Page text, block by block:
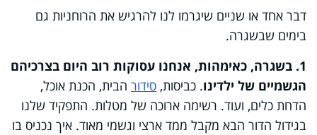
דבר אחד או שניים שיגרמו לנו להרגיש את הרוחניות גם
בימים שבשגרה.
1. בשגרה, כאימהות, אנחנו עסוקות רוב היום בצרכיהם
הגשמיים של ילדינו. כביסות, סידור הבית, הכנת אוכל,
הדחת כלים, ועוד. רשימה ארוכה של מטלות. התפקיד שלנו
בגידול הדור הבא מקבל ממד ארצי וגשמי מאוד. איך נכניס בו